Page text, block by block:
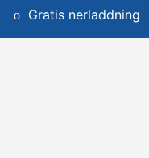
Gratis nerladdning